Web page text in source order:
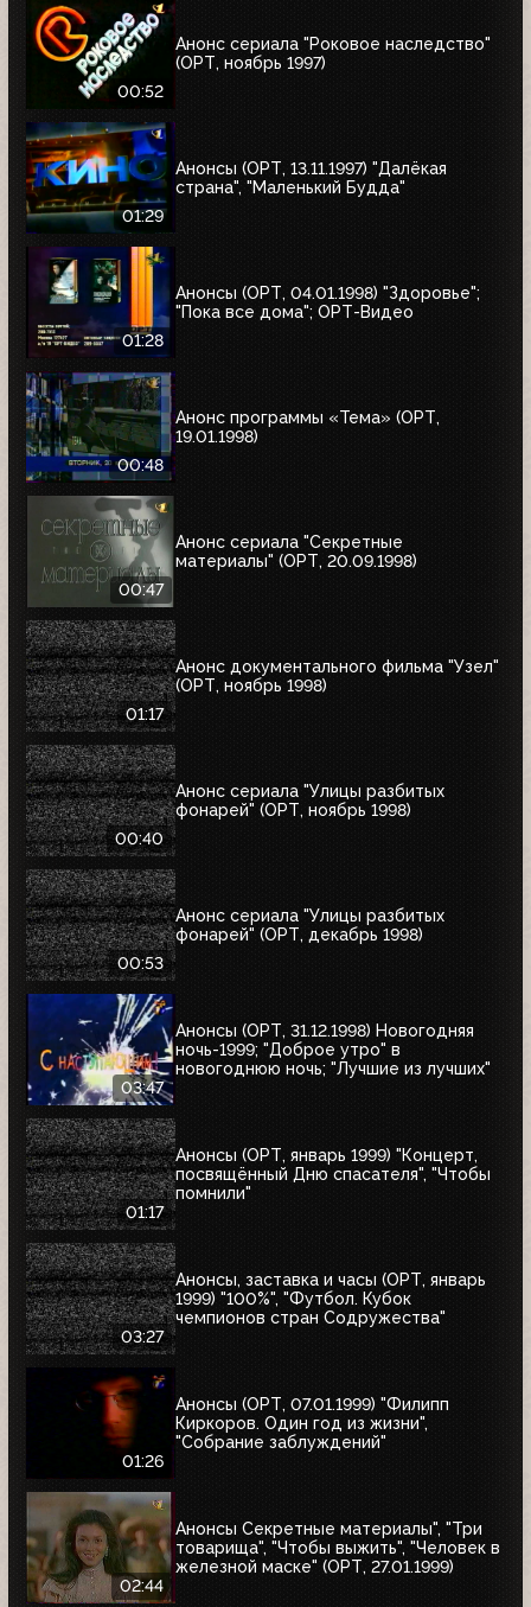
00:52
Анонс сериала "Роковое наследство"
(ОРТ, ноябрь 1997)
01:29
Анонсы (ОРТ, 13.11.1997) "Далёкая
страна", "Маленький Будда"
01:28
Анонсы (ОРТ, 04.01.1998) "Здоровье";
"Пока все дома"; ОРТ-Видео
00:48
Анонс программы «Тема» (ОРТ,
19.01.1998)
00:47
Анонс сериала "Секретные
материалы" (ОРТ, 20.09.1998)
01:17
Анонс документального фильма "Узел"
(ОРТ, ноябрь 1998)
00:40
Анонс сериала "Улицы разбитых
фонарей" (ОРТ, ноябрь 1998)
00:53
Анонс сериала "Улицы разбитых
фонарей" (ОРТ, декабрь 1998)
03:47
Анонсы (ОРТ, 31.12.1998) Новогодняя
ночь-1999; "Доброе утро" в
новогоднюю ночь; "Лучшие из лучших"
01:17
Анонсы (ОРТ, январь 1999) "Концерт,
посвящённый Дню спасателя", "Чтобы
помнили"
03:27
Анонсы, заставка и часы (ОРТ, январь
1999) "100%", "Футбол. Кубок
чемпионов стран Содружества"
01:26
Анонсы (ОРТ, 07.01.1999) "Филипп
Киркоров. Один год из жизни",
"Собрание заблуждений"
02:44
Анонсы Секретные материалы", "Три
товарища", "Чтобы выжить", "Человек в
железной маске" (ОРТ, 27.01.1999)